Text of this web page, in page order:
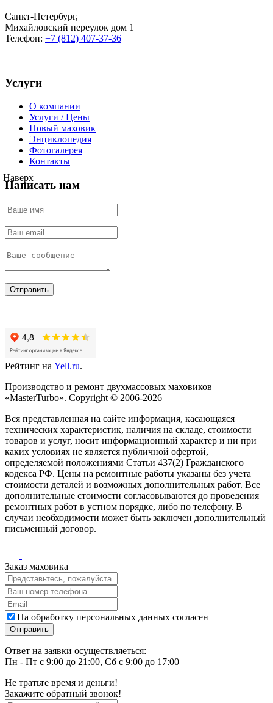
Санкт-Петербург,
Михайловский переулок дом 1
Телефон: +7 (812) 407-37-36
Услуги
О компании
Услуги / Цены
Новый маховик
Энциклопедия
Фотогалерея
Контакты
Написать нам
Отправить
Рейтинг на Yell.ru.
Производство и ремонт двухмассовых маховиков
«MasterTurbo». Copyright © 2006-2026
Вся представленная на сайте информация, касающаяся
технических характеристик, наличия на складе, стоимости
товаров и услуг, носит информационный характер и ни при
каких условиях не является публичной офертой,
определяемой положениями Статьи 437(2) Гражданского
кодекса РФ. Цены на ремонтные работы указаны без учета
стоимости деталей и возможных дополнительных работ. Все
дополнительные стоимости согласовываются до проведения
ремонтных работ в устном порядке, либо по телефону. В
случаи необходимости может быть заключен дополнительный
письменный договор.
Наверх
Заказ маховика
На обработку персональных данных согласен
Ответ на заявки осуществляеться:
Пн - Пт с 9:00 до 21:00, Сб с 9:00 до 17:00
Не тратьте время и деньги!
Закажите обратный звонок!